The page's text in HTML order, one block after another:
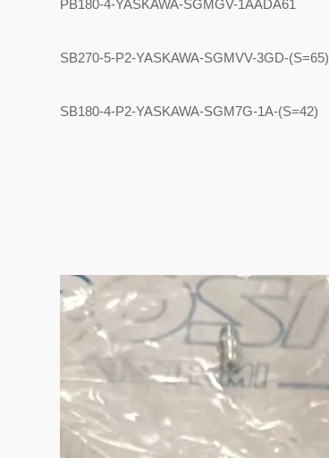
PB180-4-YASKAWA-SGMGV-1AADA61
SB270-5-P2-YASKAWA-SGMVV-3GD-(S=65)
SB180-4-P2-YASKAWA-SGM7G-1A-(S=42)